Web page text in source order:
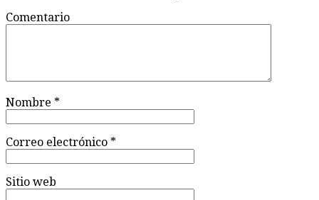
Comentario
Nombre *
Correo electrónico *
Sitio web